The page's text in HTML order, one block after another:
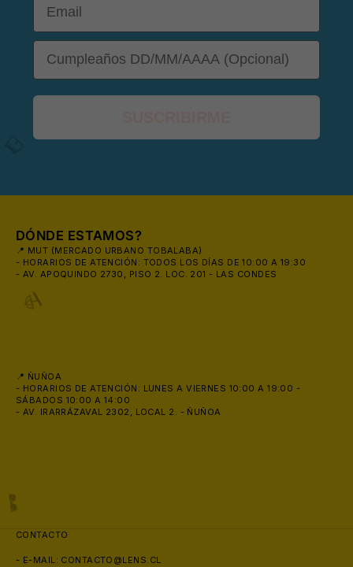
DOB
DÓNDE ESTAMOS?
📍 MUT (MERCADO URBANO TOBALABA)
- HORARIOS DE ATENCIÓN: TODOS LOS DÍAS DE 10:00 A 19:30
- AV. APOQUINDO 2730, PISO 2. LOC. 201 - LAS CONDES
📍 ÑUÑOA
- HORARIOS DE ATENCIÓN: LUNES A VIERNES 10:00 A 19:00 -
SÁBADOS 10:00 A 14:00
- AV. IRARRÁZAVAL 2302, LOCAL 2. - ÑUÑOA
CONTACTO
- E-MAIL: CONTACTO@LENS.CL